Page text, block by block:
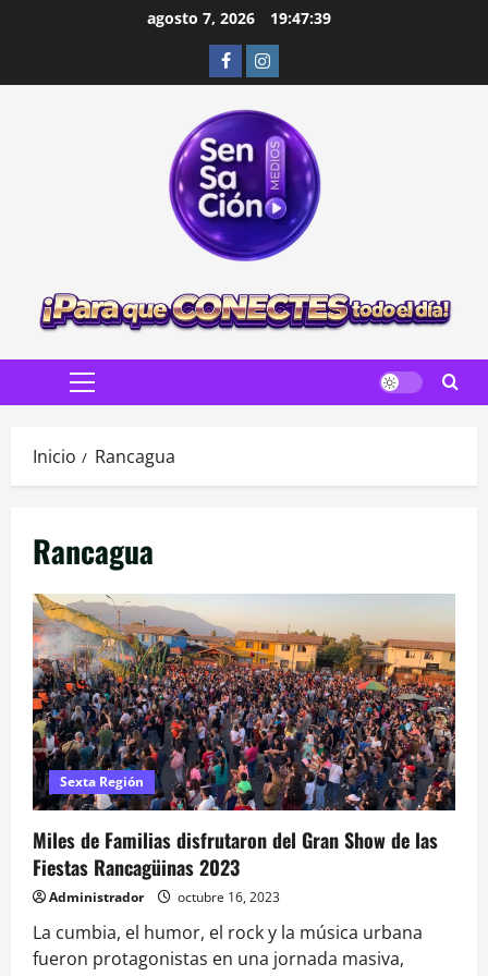
agosto 7, 2026 19:47:40
FacebookInstagram
Menú
Inicio Rancagua
Rancagua
Sexta Región
Miles de Familias disfrutaron del Gran Show de las
Fiestas Rancagüinas 2023
Administrador octubre 16, 2023
La cumbia, el humor, el rock y la música urbana
fueron protagonistas en una jornada masiva,